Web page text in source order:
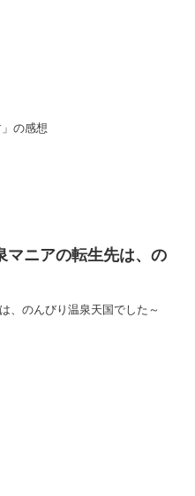
の感想
マニアの転生先は、の
、のんびり温泉天国でした～